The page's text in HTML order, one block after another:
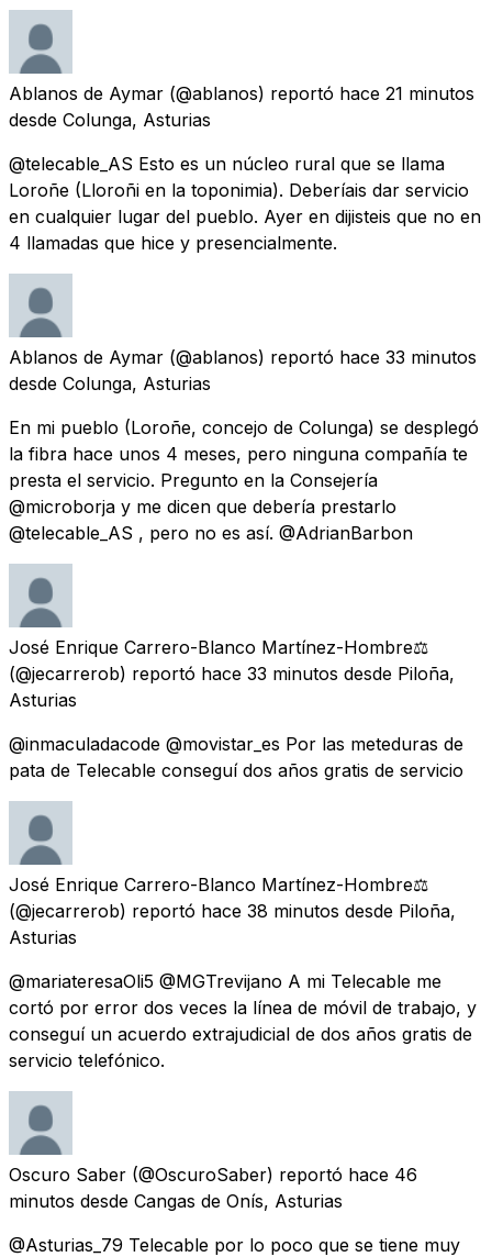
Ablanos de Aymar (@ablanos) reportó hace 21 minutos
desde Colunga, Asturias
@telecable_AS Esto es un núcleo rural que se llama
Loroñe (Lloroñi en la toponimia). Deberíais dar servicio
en cualquier lugar del pueblo. Ayer en dijisteis que no en
4 llamadas que hice y presencialmente.
Ablanos de Aymar (@ablanos) reportó hace 33 minutos
desde Colunga, Asturias
En mi pueblo (Loroñe, concejo de Colunga) se desplegó
la fibra hace unos 4 meses, pero ninguna compañía te
presta el servicio. Pregunto en la Consejería
@microborja y me dicen que debería prestarlo
@telecable_AS , pero no es así. @AdrianBarbon
José Enrique Carrero-Blanco Martínez-Hombre⚖️
(@jecarrerob) reportó hace 33 minutos desde Piloña,
Asturias
@inmaculadacode @movistar_es Por las meteduras de
pata de Telecable conseguí dos años gratis de servicio
José Enrique Carrero-Blanco Martínez-Hombre⚖️
(@jecarrerob) reportó hace 38 minutos desde Piloña,
Asturias
@mariateresaOli5 @MGTrevijano A mi Telecable me
cortó por error dos veces la línea de móvil de trabajo, y
conseguí un acuerdo extrajudicial de dos años gratis de
servicio telefónico.
Oscuro Saber (@OscuroSaber) reportó hace 46
minutos desde Cangas de Onís, Asturias
@Asturias_79 Telecable por lo poco que se tiene muy